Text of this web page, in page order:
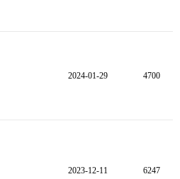
2024-01-29 4700
2023-12-11 6247